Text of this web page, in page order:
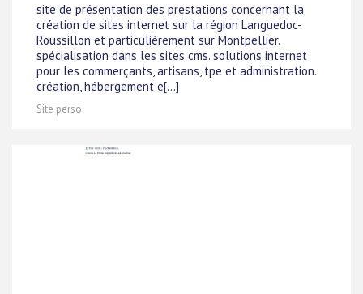
site de présentation des prestations concernant la
création de sites internet sur la région Languedoc-
Roussillon et particulièrement sur Montpellier.
spécialisation dans les sites cms. solutions internet
pour les commerçants, artisans, tpe et administration.
création, hébergement e[...]
Site perso